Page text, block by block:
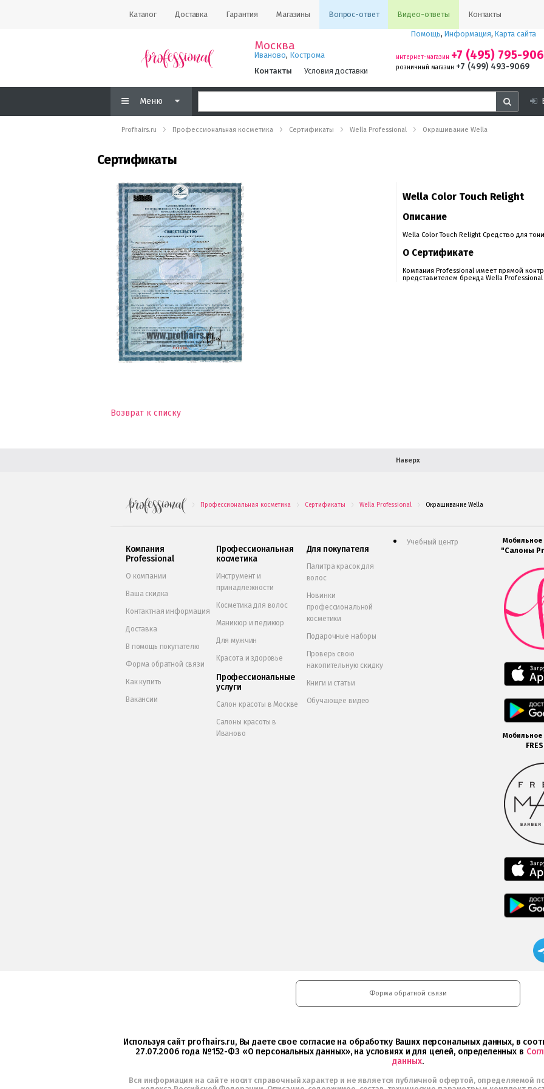
Каталог Доставка Гарантия Магазины Вопрос-ответ Видео-ответы Контакты
Москва
Иваново, Кострома
Контакты
Условия доставки
Помощь, Информация, Карта сайта
интернет-магазин +7 (495) 795-
розничный магазин +7 (499) 493-9069
Меню
Profhairs.ru Профессиональная косметика Сертификаты Wella Professional Окрашивание Wella
Сертификаты
Wella Color Touch Relight
Описание
Wella Color Touch Relight Средство для
О Сертификате
Компания Professional имеет прямой
представителем бренда Wella
Возврат к списку
Наверх
. Профессиональная косметика . Сертификаты . Wella Professional . Окрашивание Wella
Компания
Professional
О компании
Ваша скидка
Контактная информация
Доставка
В помощь покупателю
Форма обратной связи
Как купить
Вакансии
Профессиональная
косметика
Инструмент и
принадлежности
Косметика для волос
Маникюр и педикюр
Для мужчин
Красота и здоровье
Профессиональные
услуги
Салон красоты в Москве
Салоны красоты в
Иваново
Для покупателя
Палитра красок для
волос
Новинки
профессиональной
косметики
Подарочные наборы
Проверь свою
накопительную скидку
Книги и статьи
Обучающее видео
Учебный центр Мобильное
"Салоны
Мобильное
Форма обратной связи
Используя сайт profhairs.ru, Вы даете свое согласие на обработку Ваших персональных данных, в
27.07.2006 года №152-ФЗ «О персональных данных», на условиях и для целей, определенных в
данных.
Вся информация на сайте носит справочный характер и не является публичной офертой, определяемой